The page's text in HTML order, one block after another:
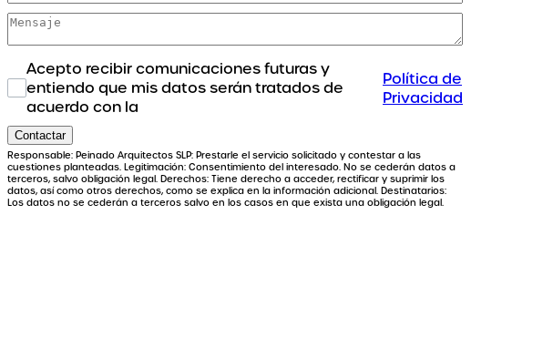
Acepto recibir comunicaciones futuras y
entiendo que mis datos serán tratados de
acuerdo con la
Política de
Privacidad
Contactar
Responsable: Peinado Arquitectos SLP: Prestarle el servicio solicitado y contestar a las
cuestiones planteadas. Legitimación: Consentimiento del interesado. No se cederán datos a
terceros, salvo obligación legal. Derechos: Tiene derecho a acceder, rectificar y suprimir los
datos, así como otros derechos, como se explica en la información adicional. Destinatarios:
Los datos no se cederán a terceros salvo en los casos en que exista una obligación legal.